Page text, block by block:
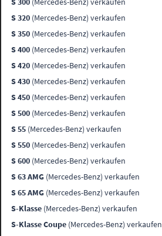
S 320 (Mercedes-Benz) verkaufen
S 350 (Mercedes-Benz) verkaufen
S 400 (Mercedes-Benz) verkaufen
S 420 (Mercedes-Benz) verkaufen
S 430 (Mercedes-Benz) verkaufen
S 450 (Mercedes-Benz) verkaufen
S 500 (Mercedes-Benz) verkaufen
S 55 (Mercedes-Benz) verkaufen
S 550 (Mercedes-Benz) verkaufen
S 600 (Mercedes-Benz) verkaufen
S 63 AMG (Mercedes-Benz) verkaufen
S 65 AMG (Mercedes-Benz) verkaufen
S-Klasse (Mercedes-Benz) verkaufen
S-Klasse Coupe (Mercedes-Benz) verkaufen